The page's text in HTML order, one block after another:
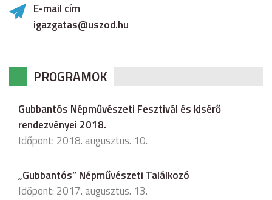
E-mail cím
igazgatas@uszod.hu
PROGRAMOK
Gubbantós Népművészeti Fesztivál és kisérő
rendezvényei 2018.
Időpont: 2018. augusztus. 10.
„Gubbantós” Népművészeti Találkozó
Időpont: 2017. augusztus. 13.